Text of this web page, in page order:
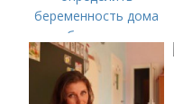
беременность дома
без теста